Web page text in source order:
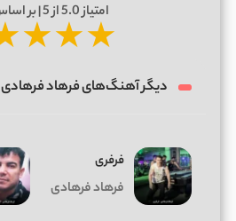
امتیاز5.0از 5 | بر اساس
★★★
دیگر آهنگ‌های فرهاد
فرفری
فرهاد فرهادی